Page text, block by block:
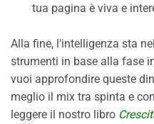
tua pagina è viva e
Alla fine, l'intelligenza sta
strumenti in base alla fase
vuoi approfondire queste
meglio il mix tra spinta e
leggere il nostro libro